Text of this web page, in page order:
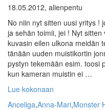
18.05.2012, alienpentu
No niin nyt sitten uusi yritys
ja sehän toimii, jei ! Nyt
kuvasin eilen ulkona meidän
tänään uuden muistikortin
pystyn tekemään esim. toosi
kun kameran muistin ei …
Lue kokonaan
Anceliga,Anna-Mari,Monster